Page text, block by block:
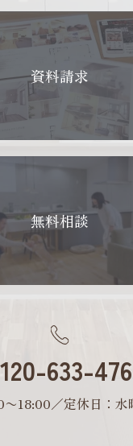
資料請求
無料相談
633-476
18:00／定休日：水